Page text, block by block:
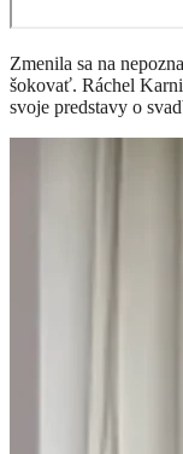
Zmenila sa na
šokovať. Ráchel
svoje predstavy o